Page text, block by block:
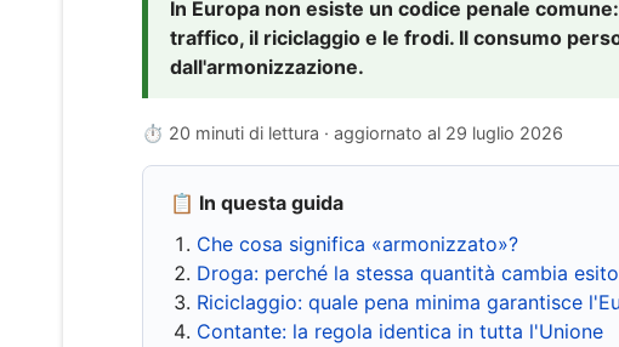
In Europa non esiste un codice penale
traffico, il riciclaggio e le frodi. Il consumo
dall'armonizzazione.
⏱ 20 minuti di lettura · aggiornato al 29 luglio 2026
📋 In questa guida
Che cosa significa «armonizzato»?
Droga: perché la stessa quantità cambia
Riciclaggio: quale pena minima garantisce
Contante: la regola identica in tutta l'Unione